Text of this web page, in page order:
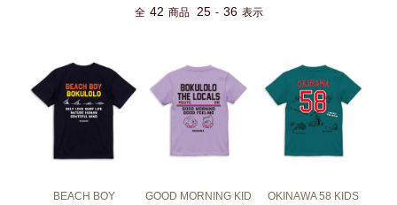
全 42 商品 25 - 36 表示
BEACH BOY
GOOD MORNING KID
OKINAWA 58 KIDS